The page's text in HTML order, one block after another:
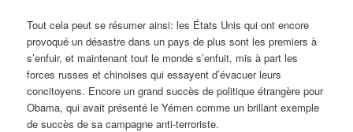
Tout cela peut se résumer ainsi: les États Unis qui ont encore
provoqué un désastre dans un pays de plus sont les premiers à
s’enfuir, et maintenant tout le monde s’enfuit, mis à part les
forces russes et chinoises qui essayent d’évacuer leurs
concitoyens. Encore un grand succès de politique étrangère pour
Obama, qui avait présenté le Yémen comme un brillant exemple
de succès de sa campagne anti-terroriste.